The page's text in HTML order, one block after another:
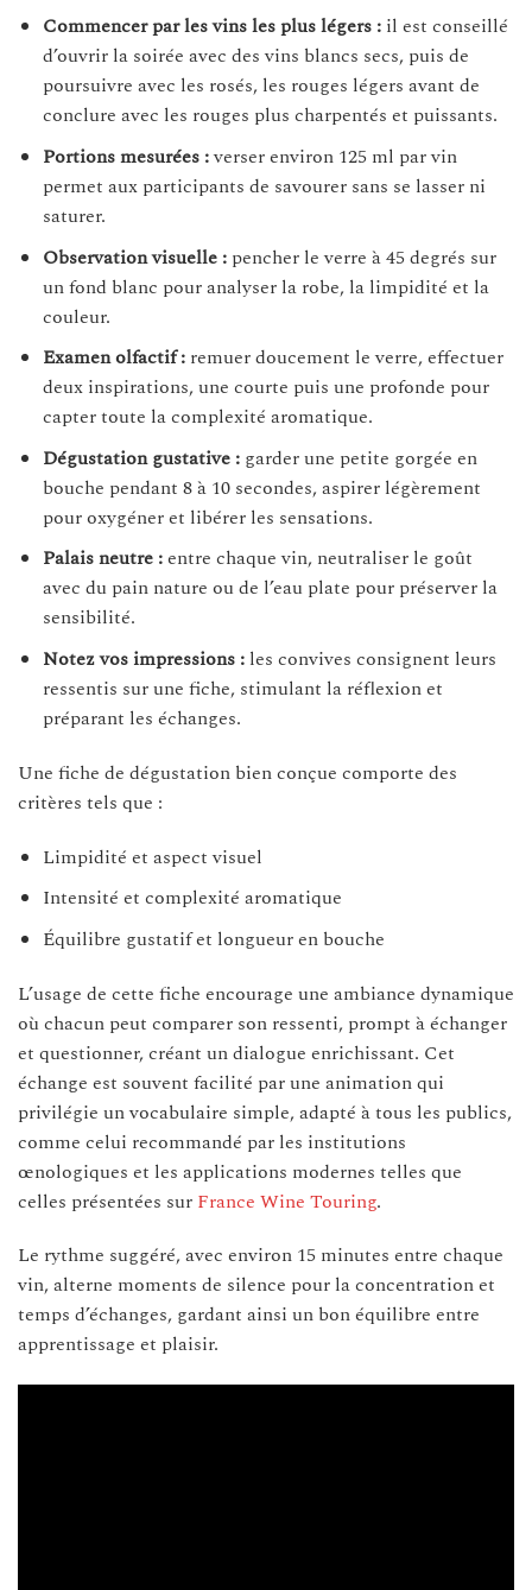
Commencer par les vins les plus légers :il est conseillé
d’ouvrir la soirée avec des vins blancs secs, puis de
poursuivre avec les rosés, les rouges légers avant de
conclure avec les rouges plus charpentés et puissants.
Portions mesurées :verser environ 125 ml par vin
permet aux participants de savourer sans se lasser ni
saturer.
Observation visuelle :pencher le verre à 45 degrés sur
un fond blanc pour analyser la robe, la limpidité et la
couleur.
Examen olfactif :remuer doucement le verre, effectuer
deux inspirations, une courte puis une profonde pour
capter toute la complexité aromatique.
Dégustation gustative :garder une petite gorgée en
bouche pendant 8 à 10 secondes, aspirer légèrement
pour oxygéner et libérer les sensations.
Palais neutre :entre chaque vin, neutraliser le goût
avec du pain nature ou de l’eau plate pour préserver la
sensibilité.
Notez vos impressions :les convives consignent leurs
ressentis sur une fiche, stimulant la réflexion et
préparant les échanges.
Une fiche de dégustation bien conçue comporte des
critères tels que :
Limpidité et aspect visuel
Intensité et complexité aromatique
Équilibre gustatif et longueur en bouche
L’usage de cette fiche encourage une ambiance dynamique
où chacun peut comparer son ressenti, prompt à échanger
et questionner, créant un dialogue enrichissant. Cet
échange est souvent facilité par une animation qui
privilégie un vocabulaire simple, adapté à tous les publics,
comme celui recommandé par les institutions
œnologiques et les applications modernes telles que
celles présentées sur France Wine Touring.
Le rythme suggéré, avec environ 15 minutes entre chaque
vin, alterne moments de silence pour la concentration et
temps d’échanges, gardant ainsi un bon équilibre entre
apprentissage et plaisir.